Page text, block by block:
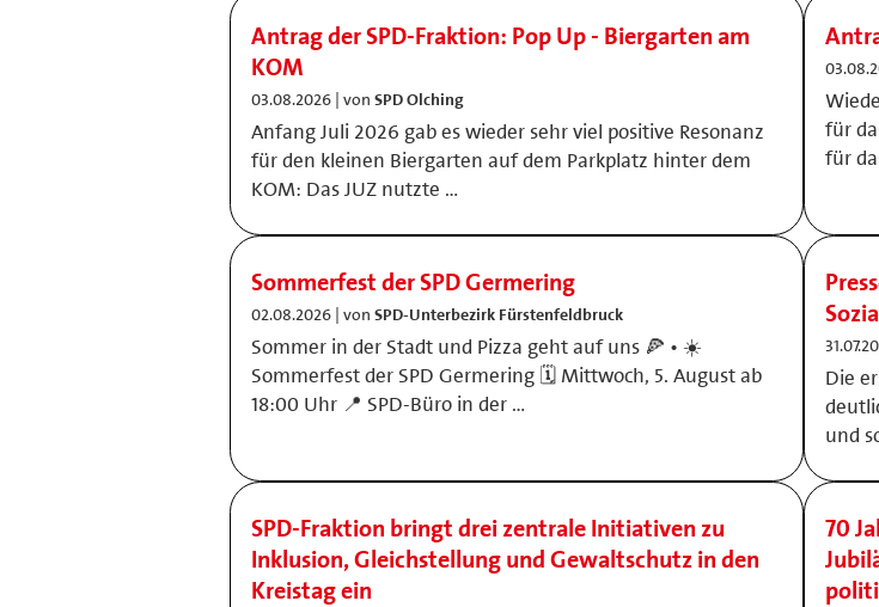
Antrag der SPD-Fraktion: Pop Up - Biergarten am
KOM
03.08.2026 | von SPD Olching
Anfang Juli 2026 gab es wieder sehr viel positive Resonanz
für den kleinen Biergarten auf dem Parkplatz hinter dem
KOM: Das JUZ nutzte …
für
für
Sommerfest der SPD Germering
02.08.2026 | von SPD-Unterbezirk Fürstenfeldbruck
Sommer in der Stadt und Pizza geht auf uns 🍕 • ☀️
Sommerfest der SPD Germering 🗓️ Mittwoch, 5. August ab
18:00 Uhr 📍 SPD-Büro in der …
Die
und
SPD‑Fraktion bringt drei zentrale Initiativen zu
Inklusion, Gleichstellung und Gewaltschutz in den
Kreistag ein
70